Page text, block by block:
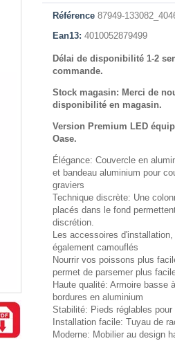
Référence 87949-
Ean13: 4010052879499
Délai de disponibilité 1-2
commande.
Stock magasin: Merci de
disponibilité en magasin.
Version Premium LED
Oase.
Élégance: Couvercle en
et bandeau aluminium pour
graviers
Technique discrète: Une
placés dans le fond
discrétion.
Les accessoires
également camouflés
Nourrir vos poissons plus
permet de parsemer plus
Haute qualité: Armoire basse
bordures en aluminium
Stabilité: Pieds réglables pour
Installation facile: Tuyau de
Moderne: Mobilier au design